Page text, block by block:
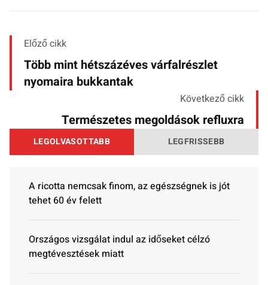
Előző cikk
Több mint hétszázéves várfalrészlet
nyomaira bukkantak
Következő cikk
Természetes megoldások refluxra
LEGOLVASOTTABB LEGFRISSEBB
A ricotta nemcsak finom, az egészségnek is jót
tehet 60 év felett
Országos vizsgálat indul az időseket célzó
megtévesztések miatt